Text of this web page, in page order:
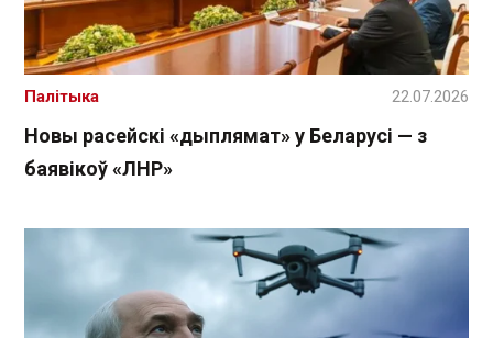
Новы расейскі «дыплямат» у Беларусі — з
баявікоў «ЛНР»
Палітыка 22.07.2026